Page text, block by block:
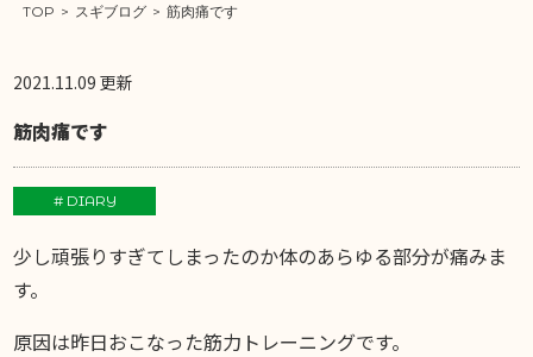
DIARY
TOP > スギブログ > 筋肉痛です
2021.11.09 更新
筋肉痛です
# DIARY
少し頑張りすぎてしまったのか体のあらゆる部分が痛みま
す。
原因は昨日おこなった筋力トレーニングです。